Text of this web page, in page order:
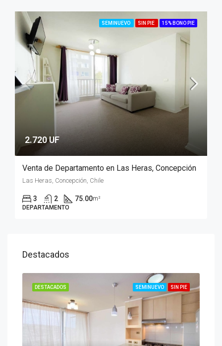
SEMINUEVO SIN PIE 15% BONO PIE
2.720 UF
Venta de Departamento en Las Heras, Concepción
Las Heras, Concepción, Chile
3 2 75.00m²
DEPARTAMENTO
Destacados
SEMINUEVO SIN PIE
DESTACADOS